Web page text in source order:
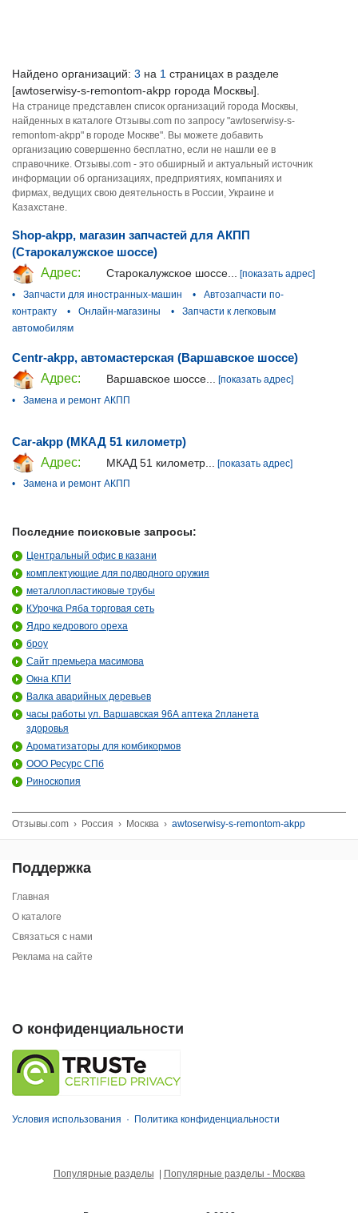
Найдено организаций: 3 на 1 страницах в разделе
[awtoserwisy-s-remontom-akpp города Москвы].
На странице представлен список организаций города Москвы,
найденных в каталоге Отзывы.com по запросу "awtoserwisy-s-
remontom-akpp" в городе Москве". Вы можете добавить
организацию совершенно бесплатно, если не нашли ее в
справочнике. Отзывы.com - это обширный и актуальный источник
информации об организациях, предприятиях, компаниях и
фирмах, ведущих свою деятельность в России, Украине и
Казахстане.
Shop-akpp, магазин запчастей для АКПП
(Старокалужское шоссе)
Адрес:
Старокалужское шоссе...
[показать адрес]
•
Запчасти для иностранных-машин •
Автозапчасти по-
контракту
• Онлайн-магазины •
Запчасти к легковым
автомобилям
Centr-akpp, автомастерская (Варшавское шоссе)
Адрес:
Варшавское шоссе...
[показать адрес]
•
Замена и ремонт АКПП
Car-akpp (МКАД 51 километр)
Адрес:
МКАД 51 километр...
[показать адрес]
•
Замена и ремонт АКПП
Последние поисковые запросы:
Центральный офис в казани
комплектующие для подводного оружия
металлопластиковые трубы
КУрочка Ряба торговая сеть
Ядро кедрового ореха
броу
Сайт премьера масимова
Окна КПИ
Валка аварийных деревьев
часы работы ул. Варшавская 96А аптека 2планета
здоровья
Ароматизаторы для комбикормов
ООО Ресурс СПб
Риноскопия
Отзывы.com › Россия › Москва › awtoserwisy-s-remontom-akpp
Поддержка
Главная
О каталоге
Связаться с нами
Реклама на сайте
О конфиденциальности
Условия использования · Политика конфиденциальности
Популярные разделы Популярные разделы - Москва